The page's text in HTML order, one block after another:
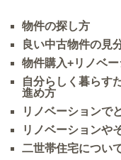
物件の探し方
良い中古物件の見
物件購入+リノベ
自分らしく暮らす
進め方
リノベーションで
リノベーションや
二世帯住宅につい